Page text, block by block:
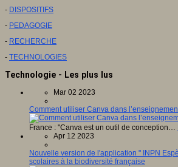
- DISPOSITIFS
- PEDAGOGIE
- RECHERCHE
- TECHNOLOGIES
Technologie - Les plus lus
Mar 02 2023
Comment utiliser Canva dans
France : "Canva est un outil de conception…
Apr 12 2023
Nouvelle version de l'application " INPN
scolaires à la biodiversité française